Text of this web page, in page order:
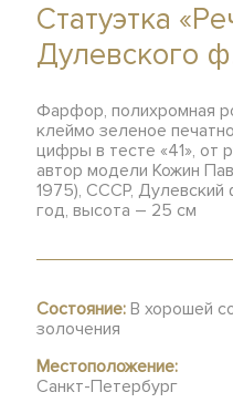
Статуэтка
Дулевского
Фарфор, полихромная
клеймо зеленое
цифры в тесте «41», от
автор модели Кожин
1975), СССР,
год, высота – 25 см
Состояние: В хорошей
золочения
Местоположение:
Санкт-Петербург